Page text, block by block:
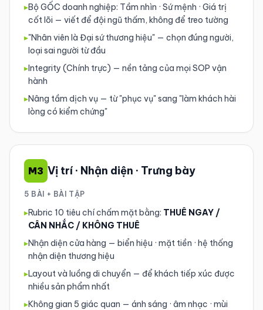
▸Bộ GỐC doanh nghiệp: Tầm nhìn · Sứ mệnh · Giá trị
cốt lõi — viết để đội ngũ thấm, không để treo tường
▸"Nhân viên là Đại sứ thương hiệu" — chọn đúng người,
loại sai người từ đầu
▸Integrity (Chính trực) — nền tảng của mọi SOP vận
hành
▸Nâng tầm dịch vụ — từ "phục vụ" sang "làm khách hài
lòng có kiểm chứng"
M3 Vị trí · Nhận diện · Trưng bày
5 BÀI + BÀI TẬP
▸Rubric 10 tiêu chí chấm mặt bằng: THUÊ NGAY /
CÂN NHẮC / KHÔNG THUÊ
▸Nhận diện cửa hàng — biển hiệu · mặt tiền · hệ thống
nhận diện thương hiệu
▸Layout và luồng di chuyển — để khách tiếp xúc được
nhiều sản phẩm nhất
▸Không gian 5 giác quan — ánh sáng · âm nhạc · mùi